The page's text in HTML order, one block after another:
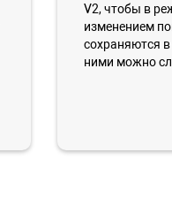
V2, чтобы в
изменением
сохраняются
ними можно